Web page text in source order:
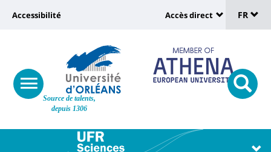
Site
Source de talents,
depuis 1306
Université
responsive
menu
button
Université
vers
page
accessibilité
Accessibilité
:
Shortcut
links
Accès direct
de
FR
Université